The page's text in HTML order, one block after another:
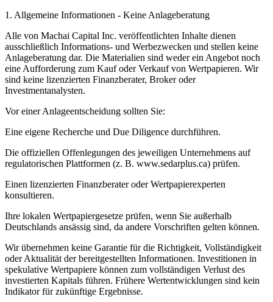
1. Allgemeine Informationen - Keine Anlageberatung
Alle von Machai Capital Inc. veröffentlichten Inhalte dienen
ausschließlich Informations- und Werbezwecken und stellen keine
Anlageberatung dar. Die Materialien sind weder ein Angebot noch
eine Aufforderung zum Kauf oder Verkauf von Wertpapieren. Wir
sind keine lizenzierten Finanzberater, Broker oder
Investmentanalysten.
Vor einer Anlageentscheidung sollten Sie:
Eine eigene Recherche und Due Diligence durchführen.
Die offiziellen Offenlegungen des jeweiligen Unternehmens auf
regulatorischen Plattformen (z. B. www.sedarplus.ca) prüfen.
Einen lizenzierten Finanzberater oder Wertpapierexperten
konsultieren.
Ihre lokalen Wertpapiergesetze prüfen, wenn Sie außerhalb
Deutschlands ansässig sind, da andere Vorschriften gelten können.
Wir übernehmen keine Garantie für die Richtigkeit, Vollständigkeit
oder Aktualität der bereitgestellten Informationen. Investitionen in
spekulative Wertpapiere können zum vollständigen Verlust des
investierten Kapitals führen. Frühere Wertentwicklungen sind kein
Indikator für zukünftige Ergebnisse.